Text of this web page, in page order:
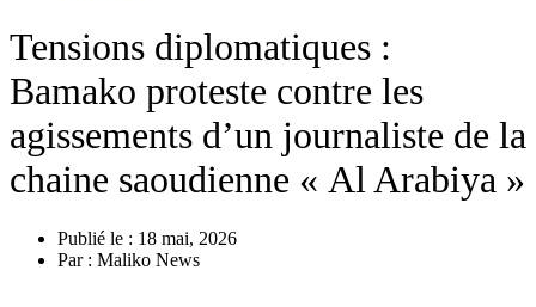
Tensions diplomatiques :
Bamako proteste contre les
agissements d’un journaliste de la
chaine saoudienne « Al Arabiya »
Publié le : 18 mai, 2026
Par : Maliko News